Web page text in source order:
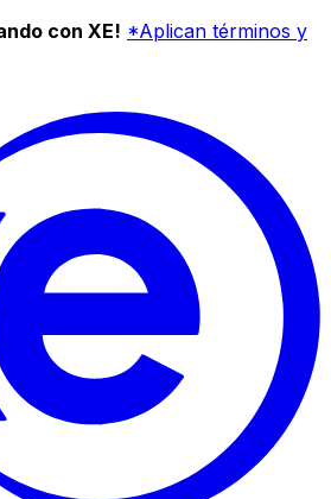
con XE! *Aplican términos y